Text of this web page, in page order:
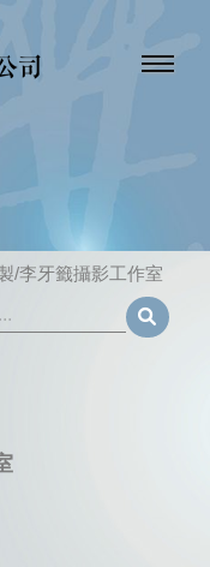
/李牙籤攝影工作室